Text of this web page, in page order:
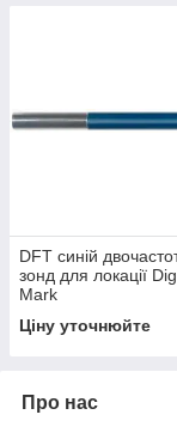
DFT синій
зонд для локації
Mark
Ціну уточнюйте
Про нас